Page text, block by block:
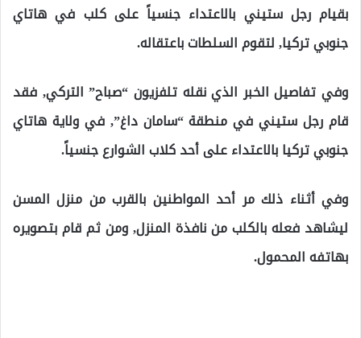
بقيام رجل ستيني بالاعتداء جنسياً على كلب في هاتاي
جنوبي تركيا, لتقوم السلطات باعتقاله.
وفي تفاصيل الخبر الذي نقله تلفزيون “صباح” التركي, فقد
قام رجل ستيني في منطقة “سامان داغ”, في ولاية هاتاي
جنوبي تركيا بالاعتداء على أحد كلاب الشوارع جنسياً.
وفي أثناء ذلك مر أحد المواطنين بالقرب من منزل المسن
ليشاهد فعله بالكلب من نافذة المنزل, ومن ثم قام بتصويره
بهاتفه المحمول.